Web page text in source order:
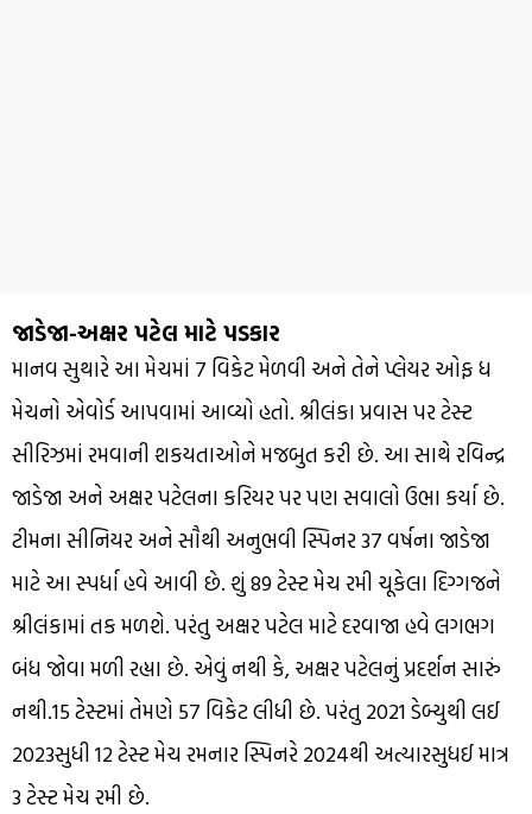
જાડેજા-અક્ષર પટેલ માટે પડકાર
માનવ સુથારે આ મેચમાં 7 વિકેટ મેળવી અને તેને પ્લેયર ઓફ ધ
મેચનો એવોર્ડ આપવામાં આવ્યો હતો. શ્રીલંકા પ્રવાસ પર ટેસ્ટ
સીરિઝમાં રમવાની શકયતાઓને મજબુત કરી છે. આ સાથે રવિન્દ્ર
જાડેજા અને અક્ષર પટેલના કરિયર પર પણ સવાલો ઉભા કર્યા છે.
ટીમના સીનિયર અને સૌથી અનુભવી સ્પિનર 37 વર્ષના જાડેજા
માટે આ સ્પર્ધા હવે આવી છે. શું 89 ટેસ્ટ મેચ રમી ચૂકેલા દિગ્ગજને
શ્રીલંકામાં તક મળશે. પરંતુ અક્ષર પટેલ માટે દરવાજા હવે લગભગ
બંધ જોવા મળી રહ્યા છે. એવું નથી કે, અક્ષર પટેલનું પ્રદર્શન સારું
નથી.15 ટેસ્ટમાં તેમણે 57 વિકેટ લીધી છે. પરંતુ 2021 ડેબ્યુથી લઈ
2023સુધી 12 ટેસ્ટ મેચ રમનાર સ્પિનરે 2024થી અત્યારસુધઈ માત્ર
3 ટેસ્ટ મેચ રમી છે.